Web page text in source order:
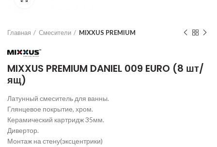
Главная Смесители MIXXUS PREMIUM
MIXXUS PREMIUM DANIEL 009 EURO (8 шт/
ящ)
Латунный смеситель для ванны.
Глянцевое покрытие, хром.
Керамический картридж 35мм.
Дивертор.
Монтаж на стену(эксцентрики)